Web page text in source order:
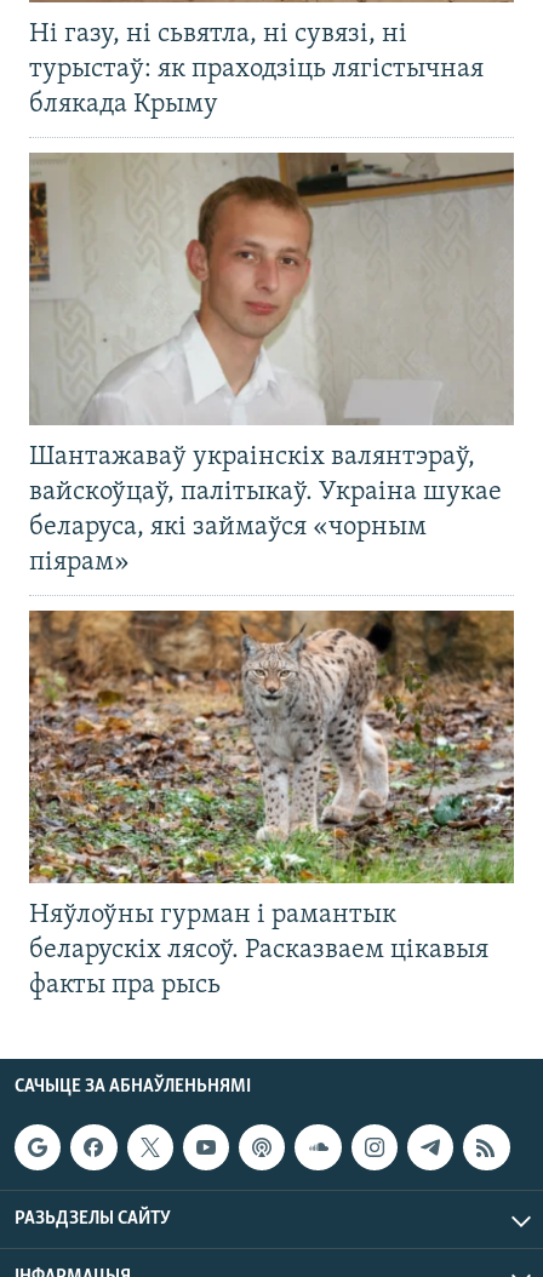
Ні газу, ні сьвятла, ні сувязі, ні
турыстаў: як праходзіць лягістычная
блякада Крыму
Шантажаваў украінскіх валянтэраў,
вайскоўцаў, палітыкаў. Украіна шукае
беларуса, які займаўся «чорным
піярам»
Няўлоўны гурман і рамантык
беларускіх лясоў. Расказваем цікавыя
факты пра рысь
САЧЫЦЕ ЗА АБНАЎЛЕНЬНЯМІ
РАЗЬДЗЕЛЫ САЙТУ